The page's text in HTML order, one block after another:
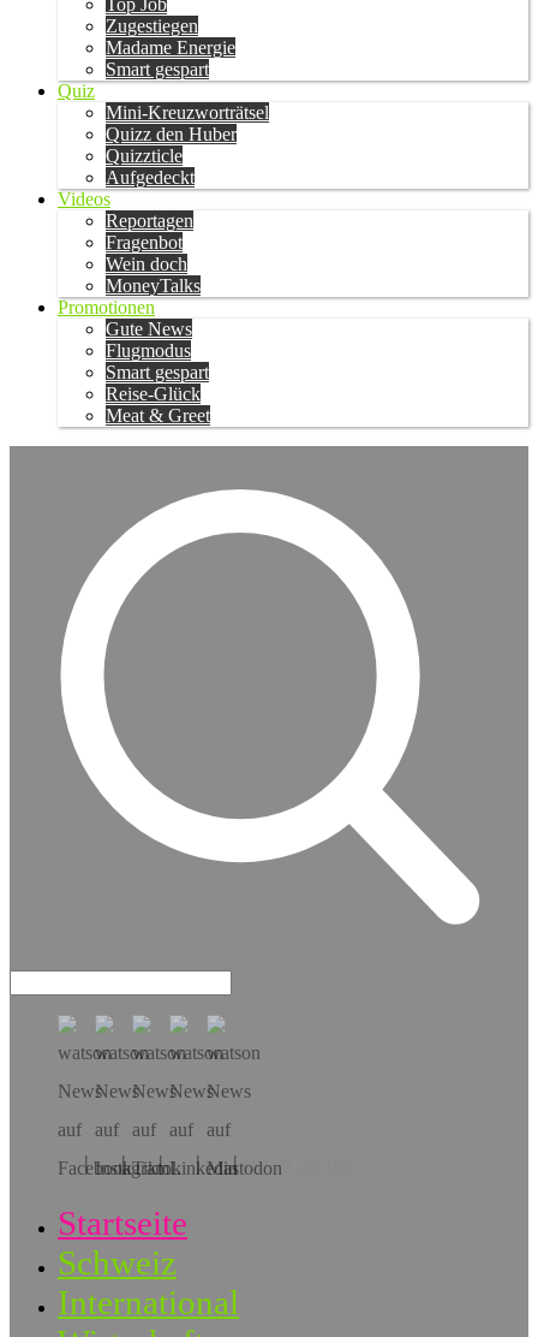
Top Job
Zugestiegen
Madame Energie
Smart gespart
Quiz
Mini-Kreuzworträtsel
Quizz den Huber
Quizzticle
Aufgedeckt
Videos
Reportagen
Fragenbot
Wein doch
MoneyTalks
Promotionen
Gute News
Flugmodus
Smart gespart
Reise-Glück
Meat & Greet
Hol dir die App!
Startseite
Schweiz
International